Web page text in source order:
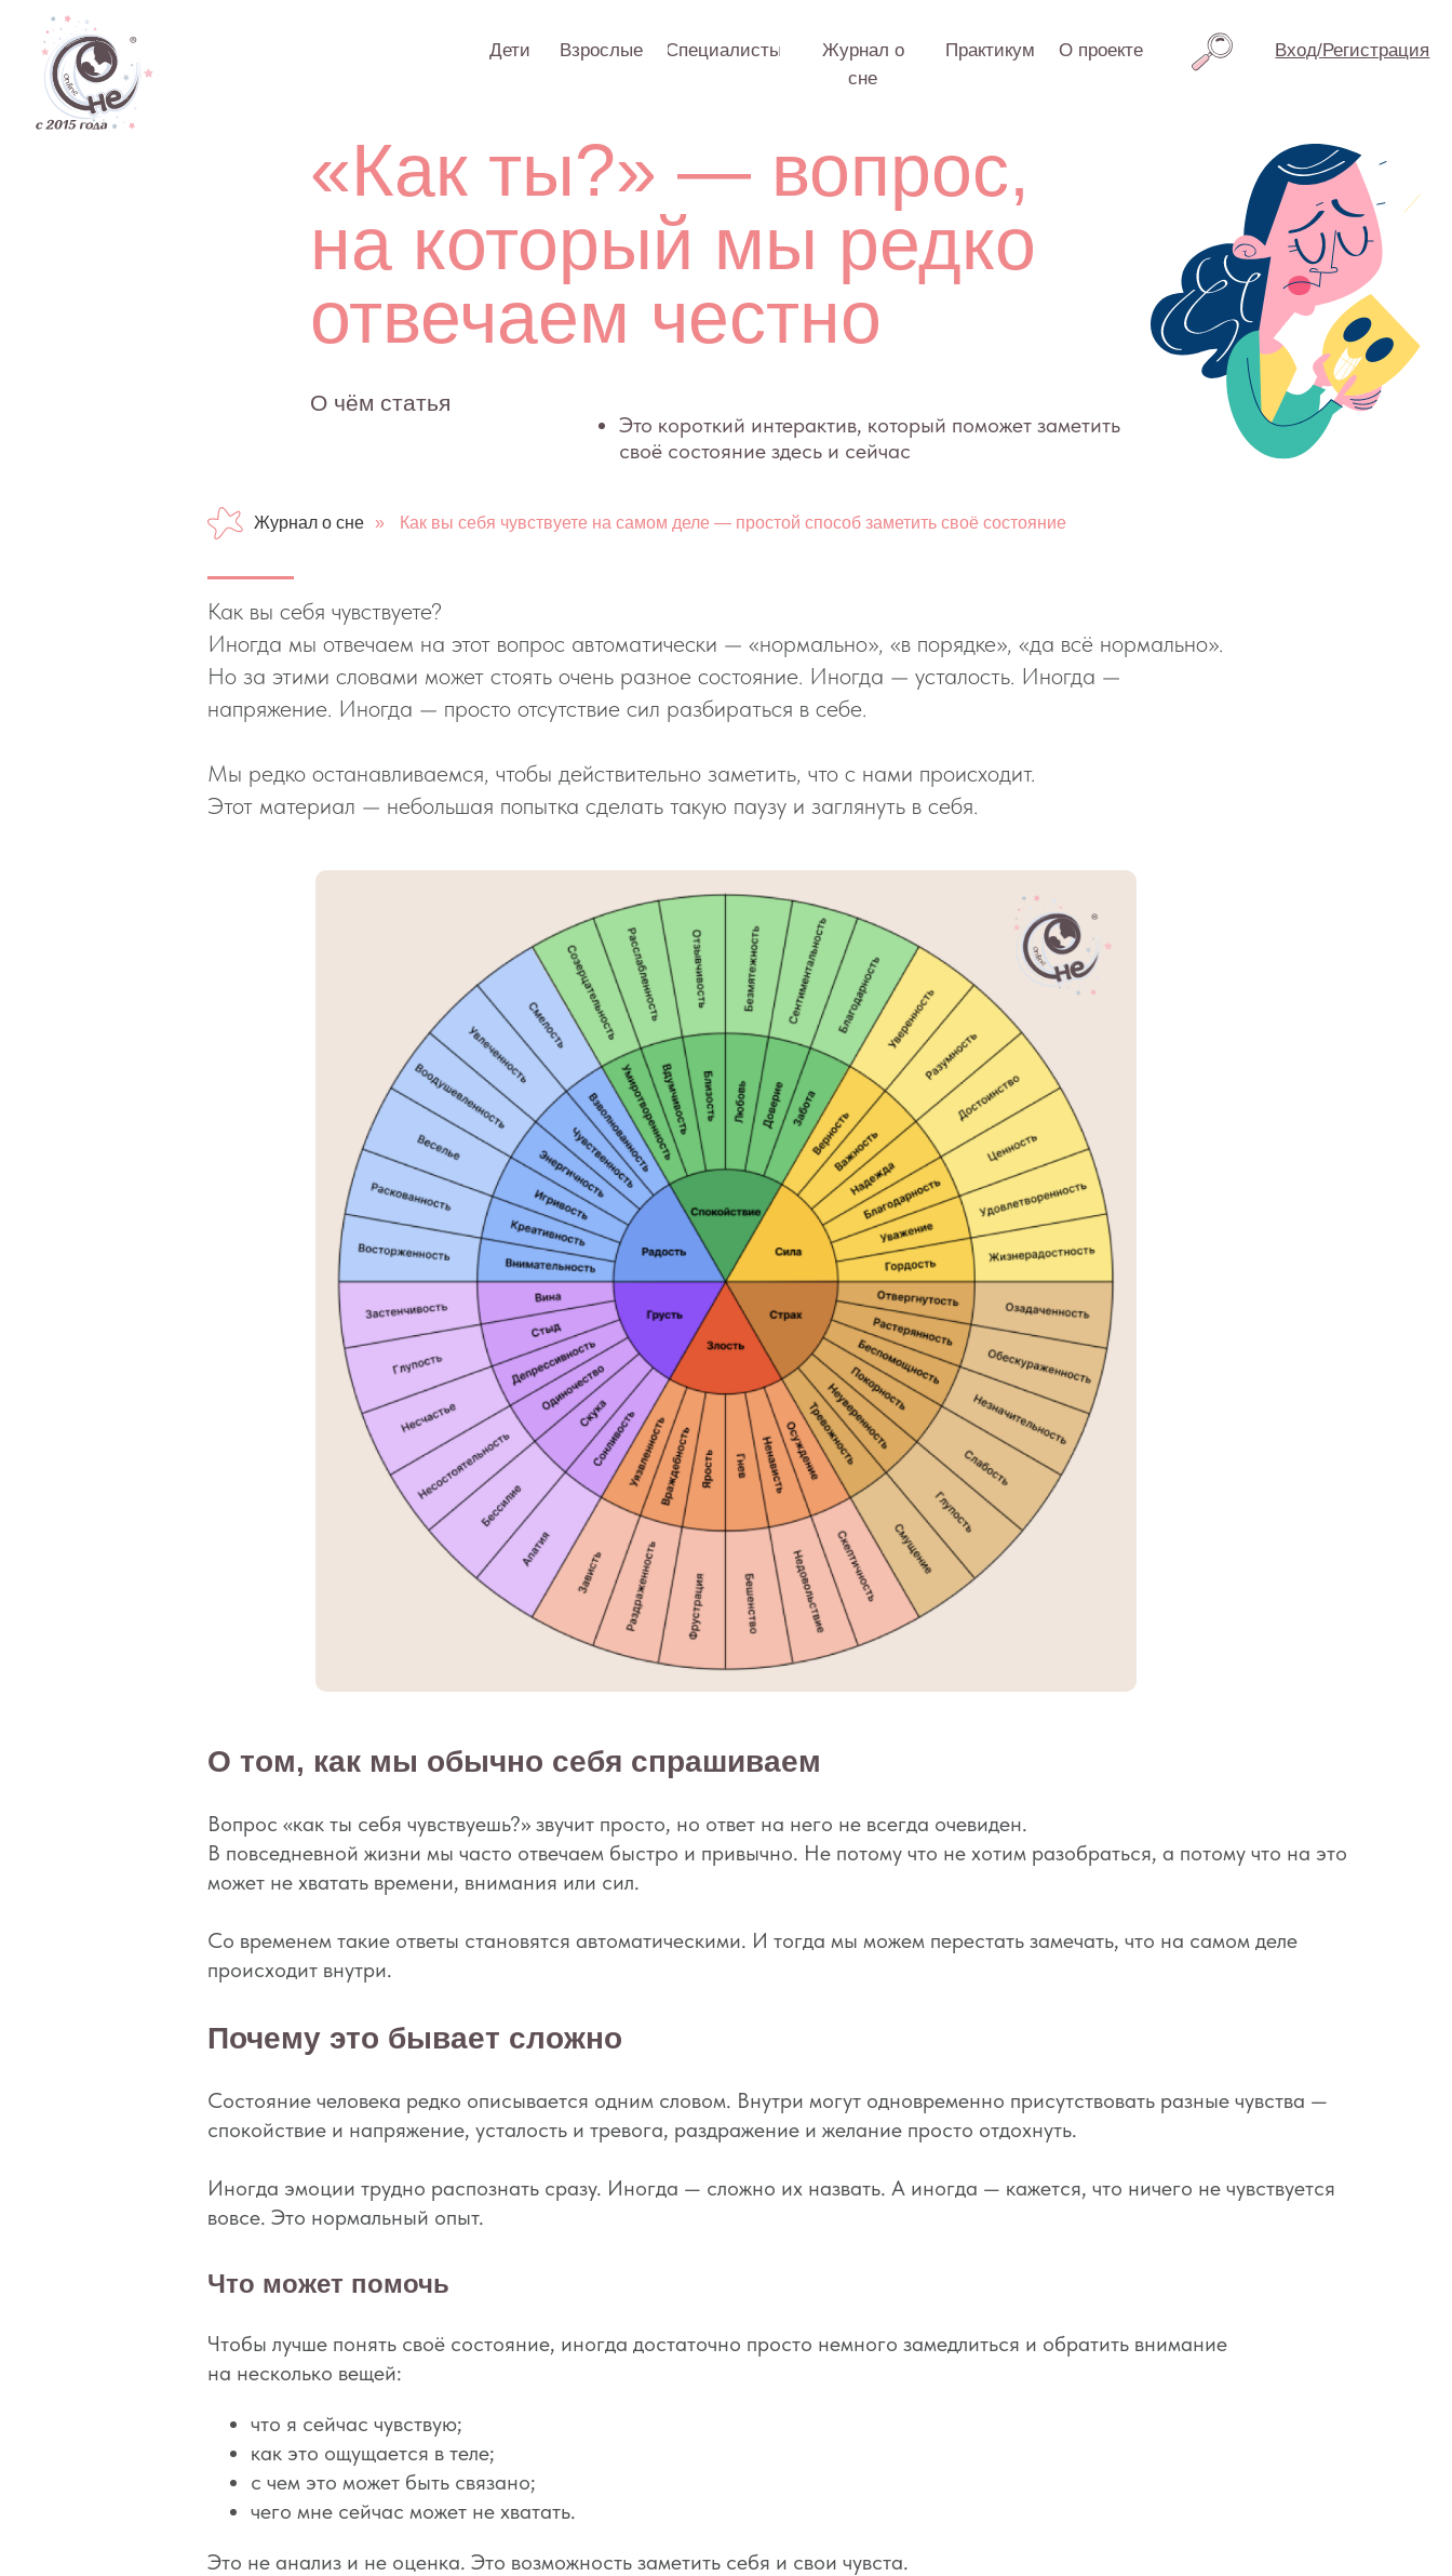
Взрослые Специалисты
Журнал о
Практикум Вход/Регистрация
О проекте
«Как ты?» — вопрос,
на который мы редко
отвечаем честно
Журнал о сне » Как вы себя чувствуете на самом деле — простой способ заметить своё состояние
Как вы себя чувствуете?
Иногда мы отвечаем на этот вопрос автоматически — «нормально», «в порядке», «да всё нормально».
Но за этими словами может стоять очень разное состояние. Иногда — усталость. Иногда —
напряжение. Иногда — просто отсутствие сил разбираться в себе.
Мы редко останавливаемся, чтобы действительно заметить, что с нами происходит.
Этот материал — небольшая попытка сделать такую паузу и заглянуть в себя.
О том, как мы обычно себя спрашиваем
Вопрос «как ты себя чувствуешь?» звучит просто, но ответ на него не всегда очевиден.
В повседневной жизни мы часто отвечаем быстро и привычно. Не потому что не хотим разобраться, а потому что на это
может не хватать времени, внимания или сил.
Со временем такие ответы становятся автоматическими. И тогда мы можем перестать замечать, что на самом деле
происходит внутри.
Почему это бывает сложно
Состояние человека редко описывается одним словом. Внутри могут одновременно присутствовать разные чувства —
спокойствие и напряжение, усталость и тревога, раздражение и желание просто отдохнуть.
Иногда эмоции трудно распознать сразу. Иногда — сложно их назвать. А иногда — кажется, что ничего не чувствуется
вовсе. Это нормальный опыт.
Что может помочь
Чтобы лучше понять своё состояние, иногда достаточно просто немного замедлиться и обратить внимание
на несколько вещей:
что я сейчас чувствую;
как это ощущается в теле;
с чем это может быть связано;
чего мне сейчас может не хватать.
Это не анализ и не оценка. Это возможность заметить себя и свои чувста.